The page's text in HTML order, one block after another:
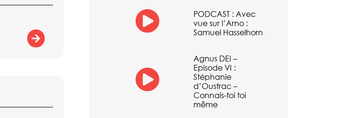
PODCAST : Avec
vue sur l’Arno :
Samuel Hasselhorn
Agnus DEI –
Episode VI :
Stéphanie
d’Oustrac –
Connais-toi toi
même